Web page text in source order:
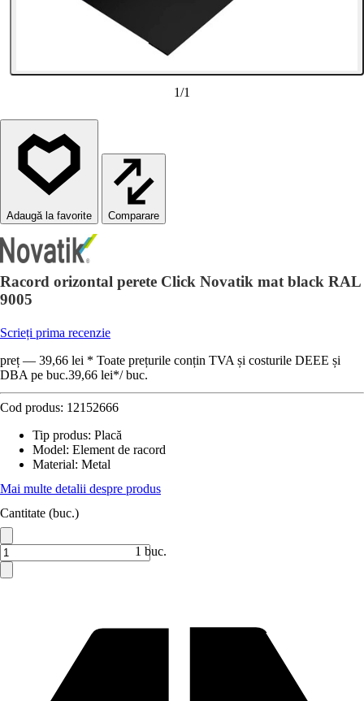
1/1
Comparare
Racord orizontal perete Click Novatik mat black RAL
9005
Scrieți prima recenzie
preț — 39,66 lei * Toate prețurile conțin TVA și costurile DEEE și
DBA pe buc.39,66 lei*/ buc.
Cod produs: 12152666
Tip produs: Placă
Model: Element de racord
Material: Metal
Mai multe detalii despre produs
Cantitate (buc.)
1 buc.